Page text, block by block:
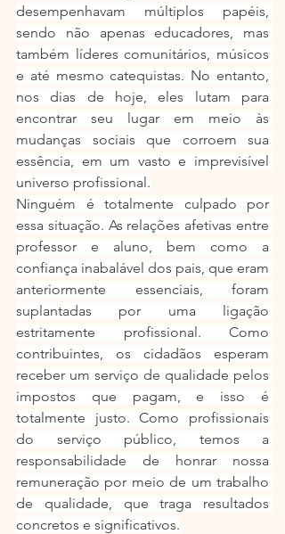
desempenhavam múltiplos papéis,
sendo não apenas educadores, mas
também líderes comunitários, músicos
e até mesmo catequistas. No entanto,
nos dias de hoje, eles lutam para
encontrar seu lugar em meio às
mudanças sociais que corroem sua
essência, em um vasto e imprevisível
universo profissional.
Ninguém é totalmente culpado por
essa situação. As relações afetivas entre
professor e aluno, bem como a
confiança inabalável dos pais, que eram
anteriormente essenciais, foram
suplantadas por uma ligação
estritamente profissional. Como
contribuintes, os cidadãos esperam
receber um serviço de qualidade pelos
impostos que pagam, e isso é
totalmente justo. Como profissionais
do serviço público, temos a
responsabilidade de honrar nossa
remuneração por meio de um trabalho
de qualidade, que traga resultados
concretos e significativos.